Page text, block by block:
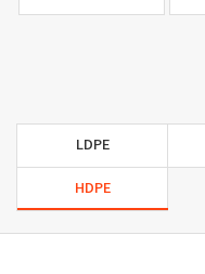
LDPE
HDPE